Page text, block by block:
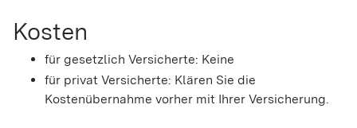
Kosten
für gesetzlich Versicherte: Keine
für privat Versicherte: Klären Sie die
Kostenübernahme vorher mit Ihrer Versicherung.